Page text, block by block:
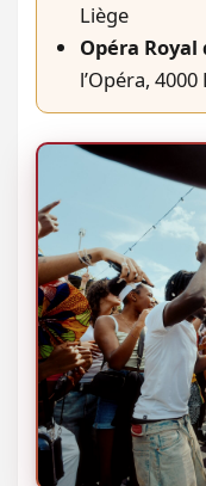
Liège
Opéra
l’Opéra, 4000